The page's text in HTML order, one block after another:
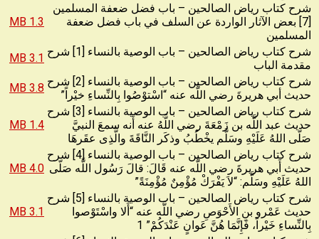
شرح كتاب رياض الصالحين – باب فضل ضعفة المسلمين
[7] بعض الآثار الواردة عن السلف في باب فضل ضعفة
المسلمين
1.3 MB
شرح كتاب رياض الصالحين – باب الوصية بالنساء [1] شرح
مقدمة الباب
3.1 MB
شرح كتاب رياض الصالحين – باب الوصية بالنساء [2] شرح
حديث أبي هريرةَ رضي اللَّه عنه “اسْتوْصُوا بِالنِّساءِ خيْراً”
3.8 MB
شرح كتاب رياض الصالحين – باب الوصية بالنساء [3] شرح
حديث عبد اللَّه بن زَمْعَةَ رضي اللَّهُ عنه أَنه سمعَ النبيَّ
صَلّى اللهُ عَلَيْهِ وسَلَّم يخْطُبُ وذكَر النَّاقَةَ والَّذِى عقَرهَا
1.4 MB
شرح كتاب رياض الصالحين – باب الوصية بالنساء [4] شرح
حديث أَبي هريرةَ رضي اللَّه عنه قَالَ: قالَ رَسُول اللَّه صَلّى
اللهُ عَلَيْهِ وسَلَّم: “لاَ يَفْرَكْ مُؤْمِنٌ مُؤْمِنَةً”
4.0 MB
شرح كتاب رياض الصالحين – باب الوصية بالنساء [5] شرح
حديث عَمْرو بنِ الأَحْوَصِ رضي اللَّه عنه “أَلا واسْتَوْصوا
بِالنِّساءِ خَيْراً، فَإِنَّمَا هُنَّ عَوانٍ عَنْدَكُمْ” 1
3.1 MB